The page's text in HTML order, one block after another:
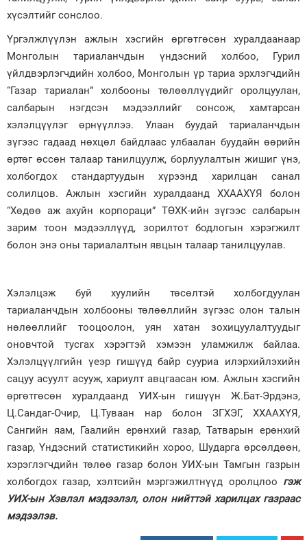
хүсэлтийг сонслоо.
Үргэлжлүүлэн ажлын хэсгийн өргөтгөсөн хуралдаанаар
Монголын тариаланчдын үндэсний холбоо, Гурил
үйлдвэрлэгчдийн холбоо, Монголын үр тариа эрхлэгчдийн
“Газар тариалан” холбооны төлөөллүүдийг оролцуулан,
салбарын нэгдсэн мэдээллийг сонсож, хамтарсан
хэлэлцүүлэг өрнүүллээ. Улаан буудай тариаланчдын
зүгээс гадаад нөхцөл байдлаас улбаалан буудайн өөрийн
өртөг өссөн талаар танилцуулж, борлуулалтын жишиг үнэ,
холбогдох стандартуудын хүрээнд харилцан санал
солилцов. Ажлын хэсгийн хуралдаанд ХХААХҮЯ болон
“Хөдөө аж ахуйн корпораци” ТӨХК-ийн зүгээс салбарын
зарим тоон мэдээллүүд, зорилтот бодлогын хэрэгжилт
болон энэ оны тариалалтын явцын талаар танилцуулав.
Хэлэлцэж буй хуулийн төсөлтэй холбогдуулан
тариаланчдын холбооны төлөөллийн зүгээс олон талын
нөлөөллийг тооцоолон, уян хатан зохицуулалтуудыг
оновчтой тусгах хэрэгтэй хэмээн уламжилж байлаа.
Хэлэлцүүлгийн үеэр гишүүд байр сууриа илэрхийлэхийн
сацуу асуулт асууж, хариулт авцгаасан юм. Ажлын хэсгийн
өргөтгөсөн хуралдаанд УИХ-ын гишүүн Ж.Бат-Эрдэнэ,
Ц.Сандаг-Очир, Ц.Туваан нар болон ЗГХЭГ, ХХААХҮЯ,
Сангийн яам, Гаалийн ерөнхий газар, Татварын ерөнхий
газар, Үндэсний статистикийн хороо, Шударга өрсөлдөөн,
хэрэглэгчдийн төлөө газар болон УИХ-ын Тамгын газрын
холбогдох газар, хэлтсийн мэргэжилтнүүд оролцлоо гэж
УИХ-ын Хэвлэл мэдээлэл, олон нийттэй харилцах газраас
мэдээлэв.